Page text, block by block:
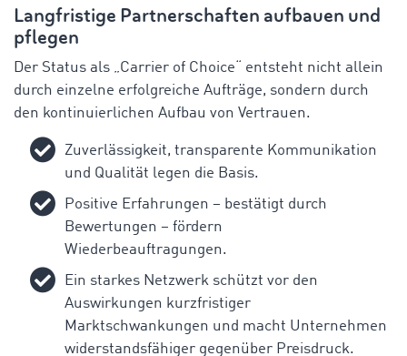
Langfristige Partnerschaften aufbauen und
pflegen
Der Status als „Carrier of Choice entsteht nicht allein
durch einzelne erfolgreiche Aufträge, sondern durch
den kontinuierlichen Aufbau von Vertrauen.
Zuverlässigkeit, transparente Kommunikation
und Qualität legen die Basis.
Positive Erfahrungen – bestätigt durch
Bewertungen – fördern
Wiederbeauftragungen.
Ein starkes Netzwerk schützt vor den
Auswirkungen kurzfristiger
Marktschwankungen und macht Unternehmen
widerstandsfähiger gegenüber Preisdruck.